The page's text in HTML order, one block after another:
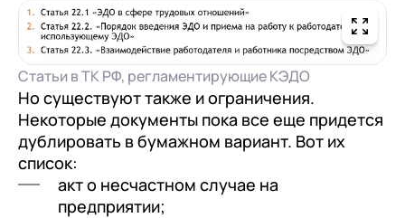
Статьи в ТК РФ, регламентирующие КЭДО
Но существуют также и ограничения.
Некоторые документы пока все еще придется
дублировать в бумажном вариант. Вот их
список:
акт о несчастном случае на
предприятии;